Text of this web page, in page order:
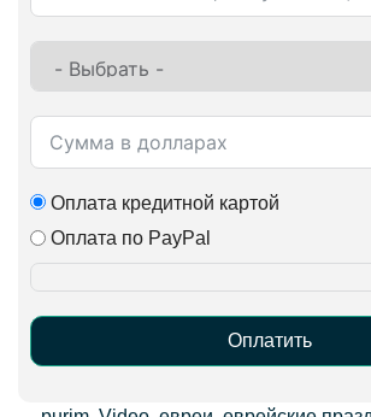
Оплата кредитной картой
Оплата по PayPal
Оплатить
Alternative: